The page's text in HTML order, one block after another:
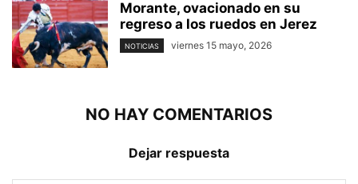
Morante, ovacionado en su
regreso a los ruedos en Jerez
NOTICIAS viernes 15 mayo, 2026
NO HAY COMENTARIOS
Dejar respuesta